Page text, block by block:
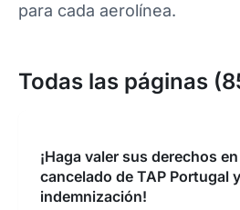
para cada aerolínea.
Todas las páginas
¡Haga valer sus derechos
cancelado de TAP Portugal
indemnización!